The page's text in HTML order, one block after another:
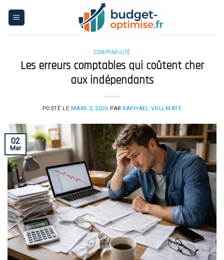
COMPTABILITÉ
Les erreurs comptables qui coûtent cher
aux indépendants
POSTÉ LE MARS 2, 2026 PARRAPHAEL VOLLMATE
02
Mar